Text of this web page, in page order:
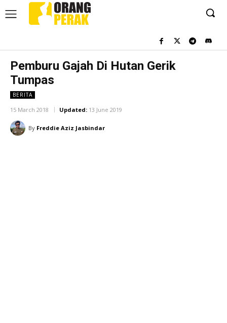
Pemburu Gajah Di Hutan Gerik
Tumpas
BERITA
15 March 2018 Updated: 13 June 2019
By Freddie Aziz Jasbindar